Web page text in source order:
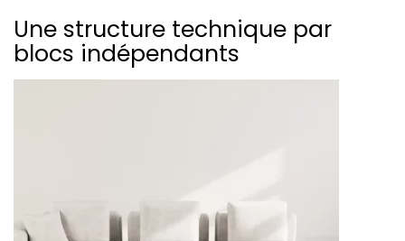
Une structure technique par
blocs indépendants